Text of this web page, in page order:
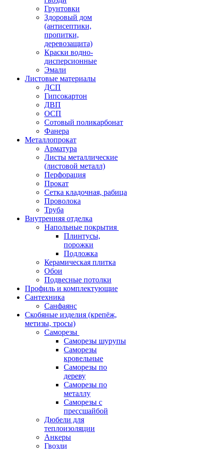
Грунтовки
Здоровый дом
(антисептики,
пропитки,
деревозащита)
Краски водно-
дисперсионные
Эмали
Листовые материалы
ДСП
Гипсокартон
ДВП
ОСП
Сотовый поликарбонат
Фанера
Металлопрокат
Арматура
Листы металлические
(листовой металл)
Перфорация
Прокат
Сетка кладочная, рабица
Проволока
Труба
Внутренняя отделка
Напольные покрытия
Плинтусы,
порожки
Подложка
Керамическая плитка
Обои
Подвесные потолки
Профиль и комплектующие
Сантехника
Санфаянс
Скобяные изделия (крепёж,
метизы, тросы)
Саморезы
Саморезы шурупы
Саморезы
кровельные
Саморезы по
дереву
Саморезы по
металлу
Саморезы с
прессшайбой
Дюбели для
теплоизоляции
Анкеры
Гвозди